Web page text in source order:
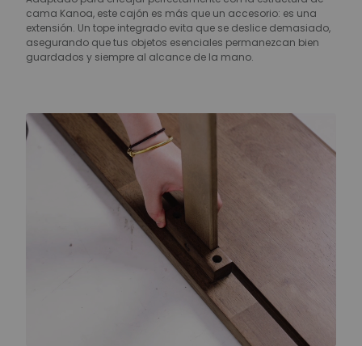
cama Kanoa, este cajón es más que un accesorio: es una
extensión. Un tope integrado evita que se deslice demasiado,
asegurando que tus objetos esenciales permanezcan bien
guardados y siempre al alcance de la mano.